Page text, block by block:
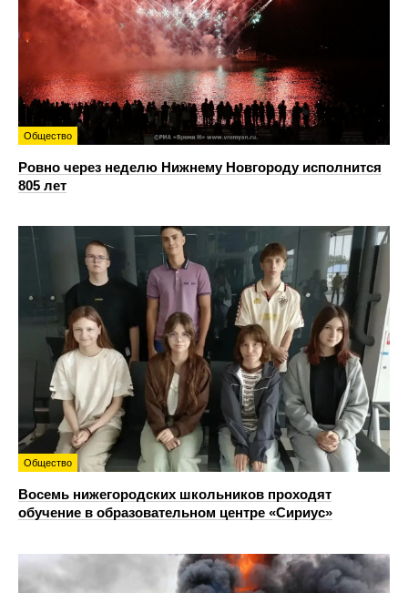
Общество
Ровно через неделю Нижнему Новгороду исполнится
805 лет
Общество
Восемь нижегородских школьников проходят
обучение в образовательном центре «Сириус»